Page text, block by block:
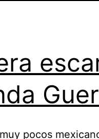
pocos